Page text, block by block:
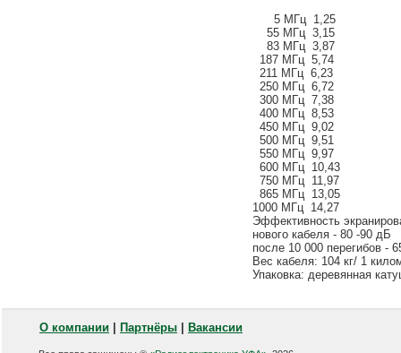
5 МГц 1,25
55 МГц 3,15
83 МГц 3,87
187 МГц 5,74
211 МГц 6,23
250 МГц 6,72
300 МГц 7,38
400 МГц 8,53
450 МГц 9,02
500 МГц 9,51
550 МГц 9,97
600 МГц 10,43
750 МГц 11,97
865 МГц 13,05
1000 МГц 14,27
Эффективность
нового кабеля - 80 -90 дБ
после 10 000 перегибов -
Вес кабеля: 104 кг/ 1
Упаковка: деревянная
О компании Партнёры Вакансии